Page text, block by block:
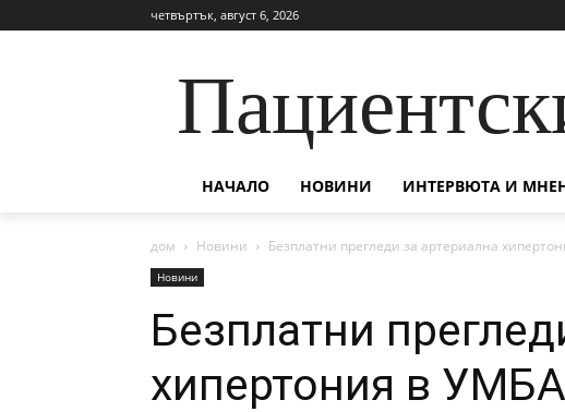
четвъртък, август 6, 2026
НАЧАЛО НОВИНИ ИНТЕРВЮТА И
дом Новини Безплатни прегледи за артериална
Новини
Безплатни
хипертония в